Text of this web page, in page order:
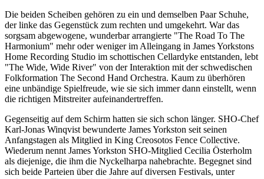
Die beiden Scheiben gehören zu ein und demselben Paar Schuhe,
der linke das Gegenstück zum rechten und umgekehrt. War das
sorgsam abgewogene, wunderbar arrangierte "The Road To The
Harmonium" mehr oder weniger im Alleingang in James Yorkstons
Home Recording Studio im schottischen Cellardyke entstanden, lebt
"The Wide, Wide River" von der Interaktion mit der schwedischen
Folkformation The Second Hand Orchestra. Kaum zu überhören
eine unbändige Spielfreude, wie sie sich immer dann einstellt, wenn
die richtigen Mitstreiter aufeinandertreffen.
Gegenseitig auf dem Schirm hatten sie sich schon länger. SHO-Chef
Karl-Jonas Winqvist bewunderte James Yorkston seit seinen
Anfangstagen als Mitglied in King Creosotos Fence Collective.
Wiederum nennt James Yorkston SHO-Mitglied Cecilia Österholm
als diejenige, die ihm die Nyckelharpa nahebrachte. Begegnet sind
sich beide Parteien über die Jahre auf diversen Festivals, unter